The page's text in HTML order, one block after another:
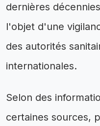
dernières
l'objet d'une
des autorités
internationales.
Selon des
certaines sources,